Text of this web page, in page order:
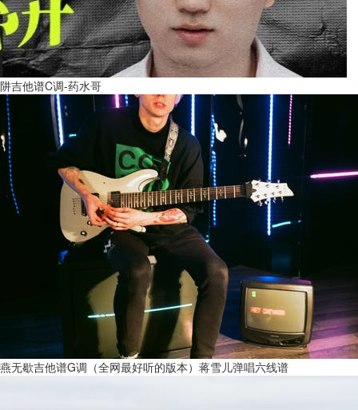
阱吉他谱C调-药水哥
燕无歇吉他谱G调（全网最好听的版本）蒋雪儿弹唱六线谱